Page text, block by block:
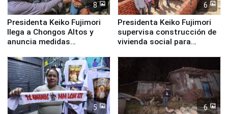
8
Presidenta Keiko Fujimori
llega a Chongos Altos y
anuncia medidas
educación, salud y empleo
6
Presidenta Keiko Fujimori
supervisa construcción de
vivienda social para
5 6